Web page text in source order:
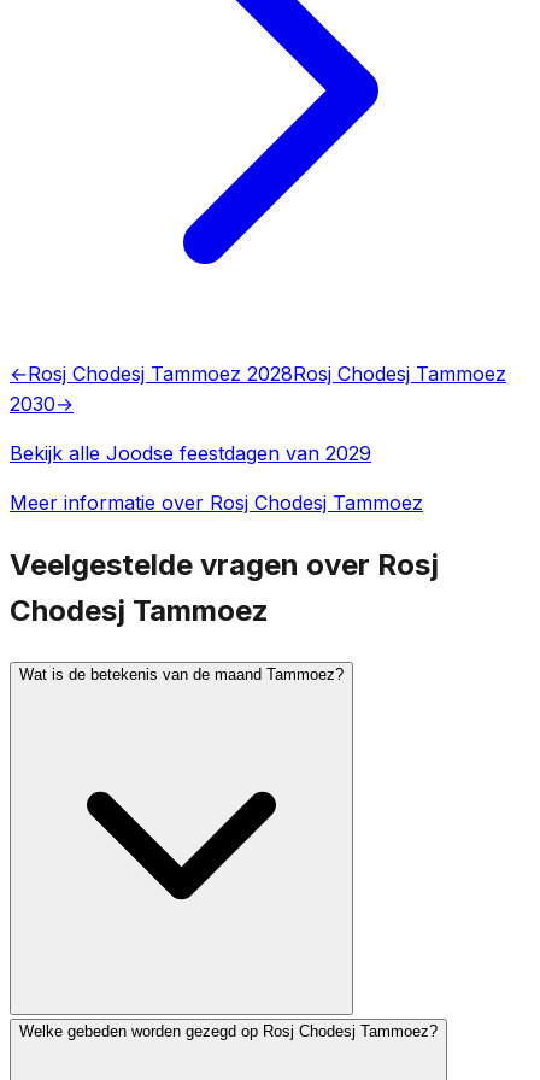
←Rosj Chodesj Tammoez 2028Rosj Chodesj Tammoez
2030→
Bekijk alle Joodse feestdagen van 2029
Meer informatie over Rosj Chodesj Tammoez
Veelgestelde vragen over Rosj
Chodesj Tammoez
Wat is de betekenis van de maand Tammoez?
Welke gebeden worden gezegd op Rosj Chodesj Tammoez?